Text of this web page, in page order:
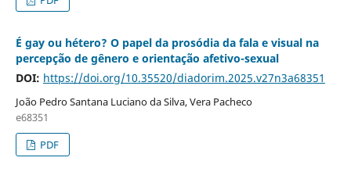
É gay ou hétero? O papel da prosódia da fala e visual na
percepção de gênero e orientação afetivo-sexual
DOI: https://doi.org/10.35520/diadorim.2025.v27n3a68351
João Pedro Santana Luciano da Silva, Vera Pacheco
e68351
PDF